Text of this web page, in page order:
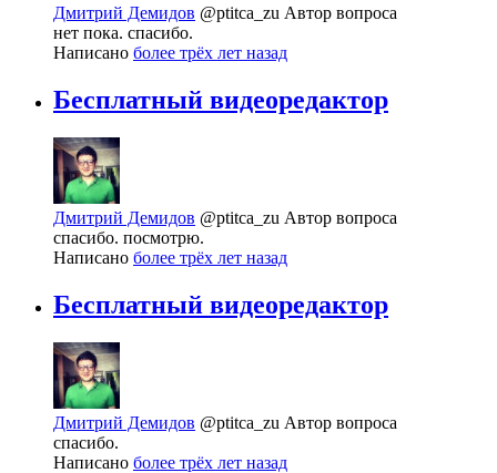
Дмитрий Демидов @ptitca_zu Автор вопроса
нет пока. спасибо.
Написано более трёх лет назад
Бесплатный видеоредактор
Дмитрий Демидов @ptitca_zu Автор вопроса
спасибо. посмотрю.
Написано более трёх лет назад
Бесплатный видеоредактор
Дмитрий Демидов @ptitca_zu Автор вопроса
спасибо.
Написано более трёх лет назад